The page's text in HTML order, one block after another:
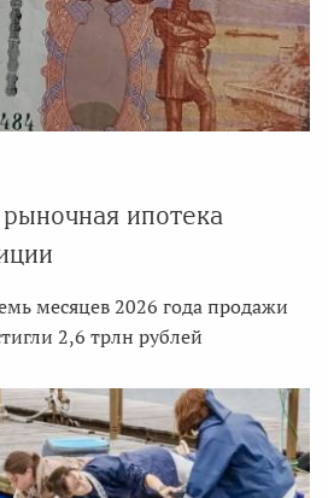
ипотека
месяцев 2026 года продажи
2,6 трлн рублей